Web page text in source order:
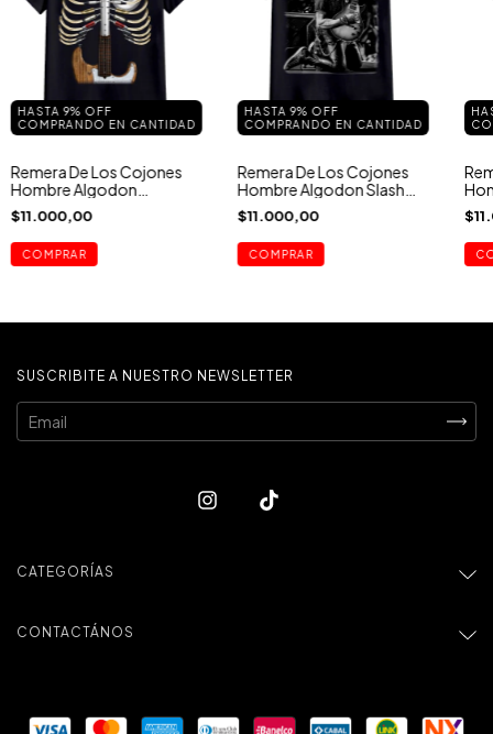
HASTA 9% OFF
COMPRANDO EN CANTIDAD
Remera De Los Cojones
Hombre Algodon
Peinado Costilla
$11.000,00
COMPRAR
HASTA 9% OFF
COMPRANDO EN CANTIDAD
Remera De Los Cojones
Hombre Algodon Slash
Guitarra
$11.000,00
COMPRAR
SUSCRIBITE A NUESTRO NEWSLETTER
CATEGORÍAS
CONTACTÁNOS